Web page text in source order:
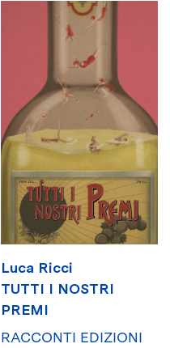
Luca Ricci
TUTTI I NOSTRI
PREMI
RACCONTI EDIZIONI